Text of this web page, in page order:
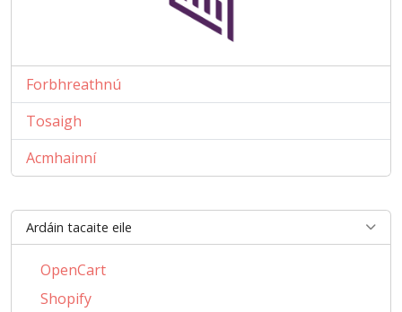
Forbhreathnú
Tosaigh
Acmhainní
Ardáin tacaite eile
OpenCart
Shopify